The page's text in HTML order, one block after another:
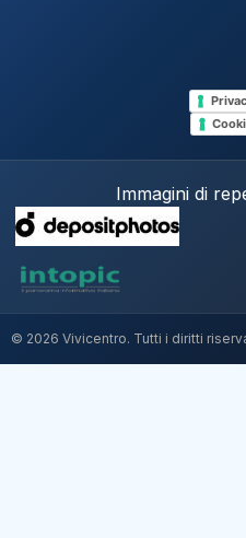
Immagini di
© 2026 Vivicentro. Tutti i diritti